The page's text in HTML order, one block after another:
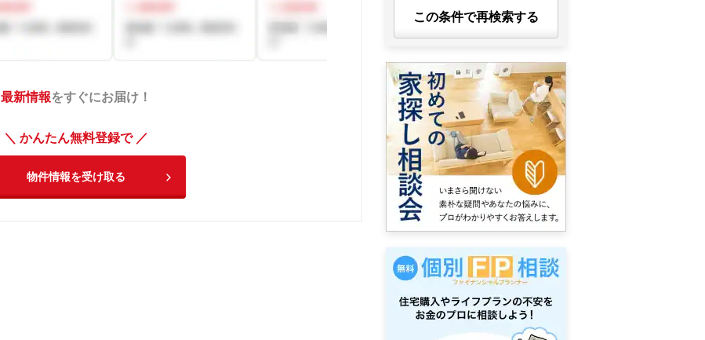
最新情報をすぐにお届け！
＼ かんたん無料登録で ／
物件情報を受け取る
この条件で再検索する